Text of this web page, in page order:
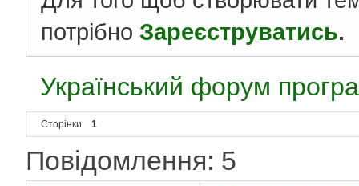
потрібно Зареєструватись.
Український форум
Сторінки 1
Повідомлення: 5